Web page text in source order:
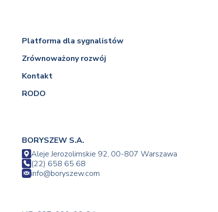
Platforma dla sygnalistów
Zrównoważony rozwój
Kontakt
RODO
BORYSZEW S.A.
Aleje Jerozolimskie 92, 00-807 Warszawa
(22) 658 65 68
info@boryszew.com